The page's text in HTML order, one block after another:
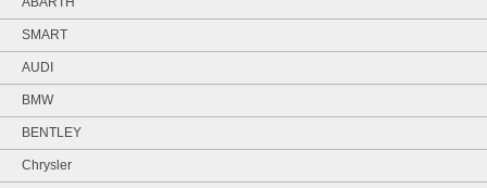
SMART
AUDI
BMW
BENTLEY
Chrysler